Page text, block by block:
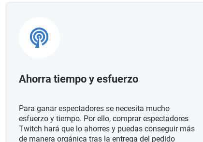
Ahorra tiempo y esfuerzo
Para ganar espectadores se necesita mucho
esfuerzo y tiempo. Por ello, comprar espectadores
Twitch hará que lo ahorres y puedas conseguir más
de manera orgánica tras la entrega del pedido